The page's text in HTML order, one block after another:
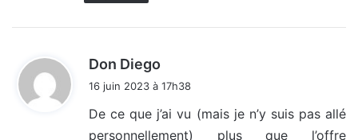
Don Diego
:
16 juin 2023 à 17h38
De ce que j’ai vu (mais je n’y suis pas allé
personnellement) plus que l’offre